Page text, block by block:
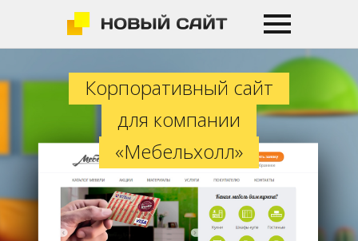
Корпоративный сайт для
Корпоративный сайт
для компании
«Мебельхолл»